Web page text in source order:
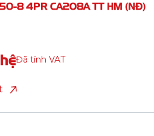
4.00-8 8PR CA202B TT
Đã tính VAT